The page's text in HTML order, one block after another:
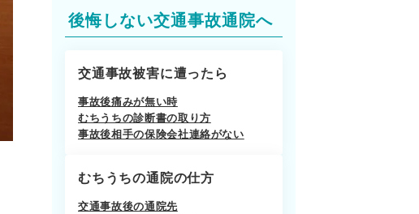
後悔しない交通事故通院へ
交通事故被害に遭ったら
事故後痛みが無い時
むちうちの診断書の取り方
事故後相手の保険会社連絡がない
むちうちの通院の仕方
交通事故後の通院先